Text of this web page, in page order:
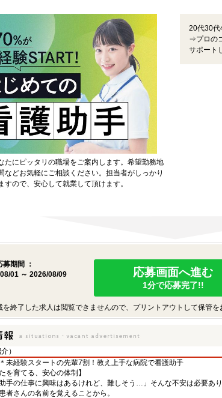
たにピッタリの職場をご案内します。希望勤務地
などお気軽にご相談ください。担当者がしっかり
すので、安心して就業して頂けます。
20代30代
⇒プロの
サポート
募期間 ：
01 ～ 2026/08/09
応募画面へ進む
1分で応募完了!!
終了した求人は閲覧できませんので、プリントアウトして保管を
）
未経験スタートの先輩7割！教え上手な病院で看護助手
を育てる、安心の体制】
助手の仕事に興味はあるけれど、難しそう…」そんな不安は必要あり
者さんの名前を覚えることから。